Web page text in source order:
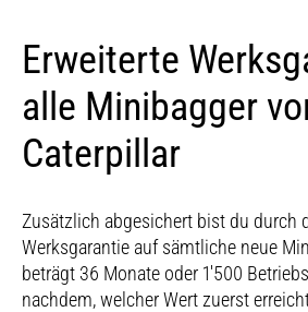
Erweiterte
alle Minibagger
Caterpillar
Zusätzlich abgesichert bist du durch
Werksgarantie auf sämtliche neue
beträgt 36 Monate oder 1'500
nachdem, welcher Wert zuerst